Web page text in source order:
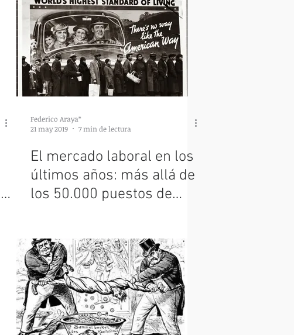
Federico Araya*
21 may 2019
7 min de lectura
El mercado laboral en los
últimos años: más allá de
los 50.000 puestos de